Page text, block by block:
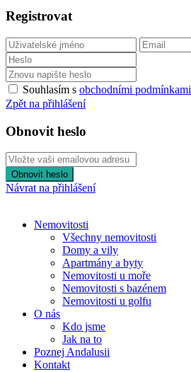
Registrovat
Souhlasím s obchodními podmínkami
Zpět na přihlášení
Obnovit heslo
Obnovit heslo
Návrat na přihlášení
Nemovitosti
Všechny nemovitosti
Domy a vily
Apartmány a byty
Nemovitosti u moře
Nemovitosti s bazénem
Nemovitosti u golfu
O nás
Kdo jsme
Jak na to
Poznej Andalusii
Kontakt